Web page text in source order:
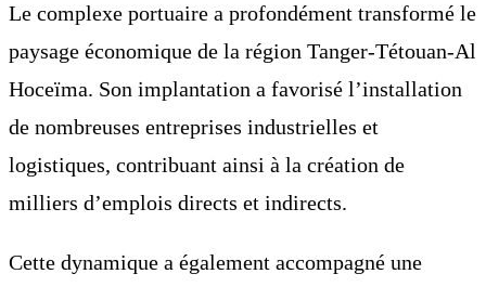
Le complexe portuaire a profondément transformé le
paysage économique de la région Tanger-Tétouan-Al
Hoceïma. Son implantation a favorisé l’installation
de nombreuses entreprises industrielles et
logistiques, contribuant ainsi à la création de
milliers d’emplois directs et indirects.
Cette dynamique a également accompagné une